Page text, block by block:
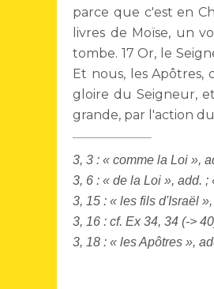
parce que c'est en
livres de Moïse, un
tombe. 17 Or, le
Et nous, les Apôtres,
gloire du Seigneur,
grande, par l'action
3, 3 : « comme la Loi »,
3, 6 : « de la Loi », add.
3, 15 : « les fils d'Israël
3, 16 : cf. Ex 34, 34 (->
3, 18 : « les Apôtres »,